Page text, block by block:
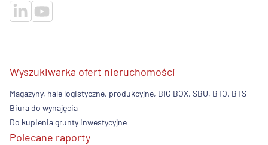
Wyszukiwarka ofert nieruchomości
Magazyny, hale logistyczne, produkcyjne, BIG BOX, SBU, BTO, BTS
Biura do wynajęcia
Do kupienia grunty inwestycyjne
Polecane raporty